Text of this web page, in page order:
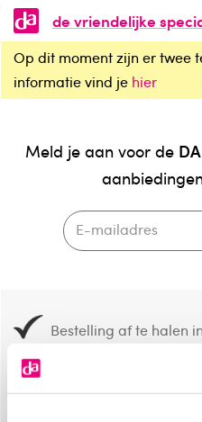
de vriendelijke
Op dit moment zijn er twee
informatie vind je hier
Meld je aan voor de
Bestelling af te halen